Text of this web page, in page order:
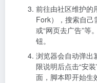
前往由社区维护的
Fork），搜索自己
或“网页去广告”等
钮。
浏览器会自动弹出
限说明后点击“安
面，脚本即开始生